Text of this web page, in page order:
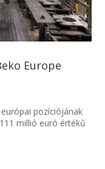
Europe
pozíciójának
millió euró értékű